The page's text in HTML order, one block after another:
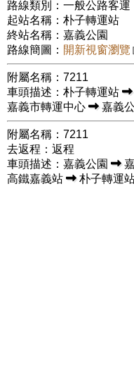
路線類別：一般公路客運
起站名稱：朴子轉運站
終站名稱：嘉義公園
路線簡圖： 開新視窗瀏覽
附屬名稱：7211
車頭描述：朴子轉運站
嘉義市轉運中心
嘉義
附屬名稱：7211
去返程：返程
車頭描述：嘉義公園
高鐵嘉義站
朴子轉運